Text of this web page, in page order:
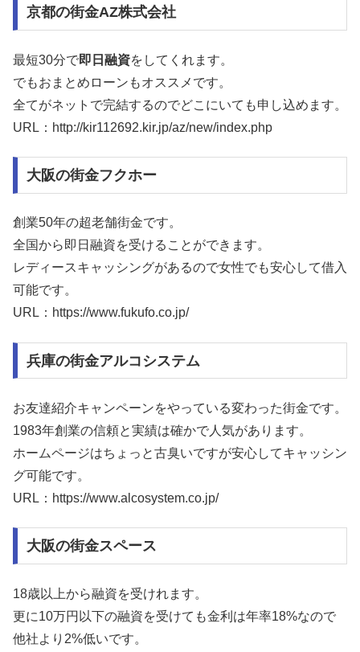
京都の街金AZ株式会社
最短30分で即日融資をしてくれます。
でもおまとめローンもオススメです。
全てがネットで完結するのでどこにいても申し込めます。
URL：http://kir112692.kir.jp/az/new/index.php
大阪の街金フクホー
創業50年の超老舗街金です。
全国から即日融資を受けることができます。
レディースキャッシングがあるので女性でも安心して借入
可能です。
URL：https://www.fukufo.co.jp/
兵庫の街金アルコシステム
お友達紹介キャンペーンをやっている変わった街金です。
1983年創業の信頼と実績は確かで人気があります。
ホームページはちょっと古臭いですが安心してキャッシン
グ可能です。
URL：https://www.alcosystem.co.jp/
大阪の街金スペース
18歳以上から融資を受けれます。
更に10万円以下の融資を受けても金利は年率18%なので
他社より2%低いです。